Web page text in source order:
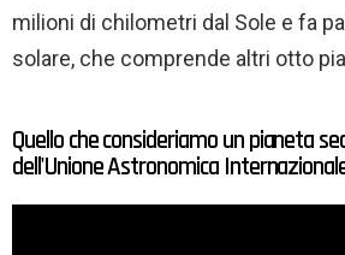
milioni di chilometri dal Sole e fa
solare, che comprende altri otto
Quello che consideriamo un pianeta
dell'Unione Astronomica